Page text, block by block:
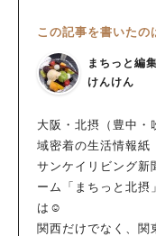
この記事を書いた
まちっと編
けんけん
大阪・北摂（豊中・
域密着の生活情報紙
サンケイリビング新
ーム「まちっと北摂
は☺
関西だけでなく、関